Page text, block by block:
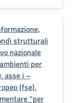
strutturali
nazionale
per
asse i –
(fse).
“per